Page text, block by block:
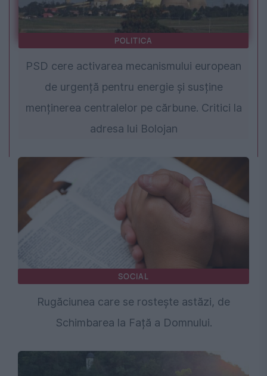
POLITICA
PSD cere activarea mecanismului european
de urgență pentru energie și susține
menținerea centralelor pe cărbune. Critici la
adresa lui Bolojan
SOCIAL
Rugăciunea care se rostește astăzi, de
Schimbarea la Față a Domnului.